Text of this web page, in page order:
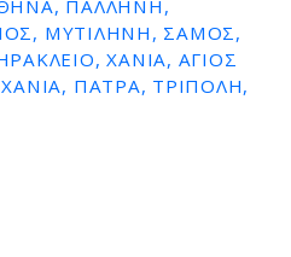
ΠΑΛΛΗΝΗ,
ΜΥΤΙΛΗΝΗ, ΣΑΜΟΣ,
ΧΑΝΙΑ, ΑΓΙΟΣ
ΠΑΤΡΑ, ΤΡΙΠΟΛΗ,